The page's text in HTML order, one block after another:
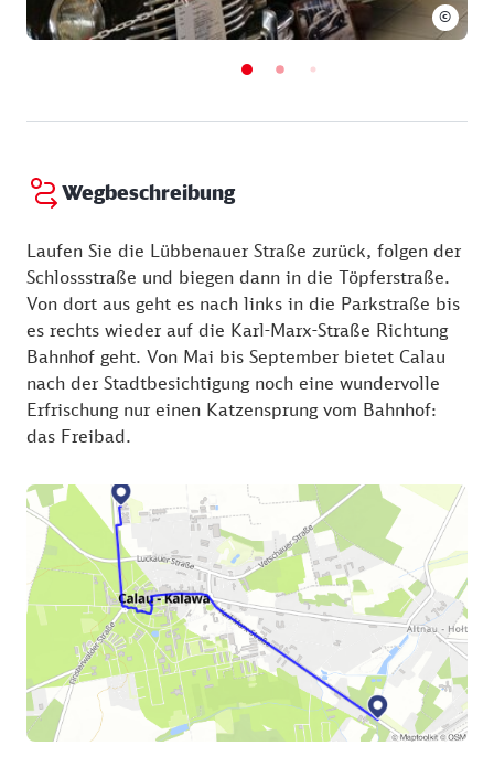
©
Wegbeschreibung
Laufen Sie die Lübbenauer Straße zurück, folgen der
Schlossstraße und biegen dann in die Töpferstraße.
Von dort aus geht es nach links in die Parkstraße bis
es rechts wieder auf die Karl-Marx-Straße Richtung
Bahnhof geht. Von Mai bis September bietet Calau
nach der Stadtbesichtigung noch eine wundervolle
Erfrischung nur einen Katzensprung vom Bahnhof:
das Freibad.